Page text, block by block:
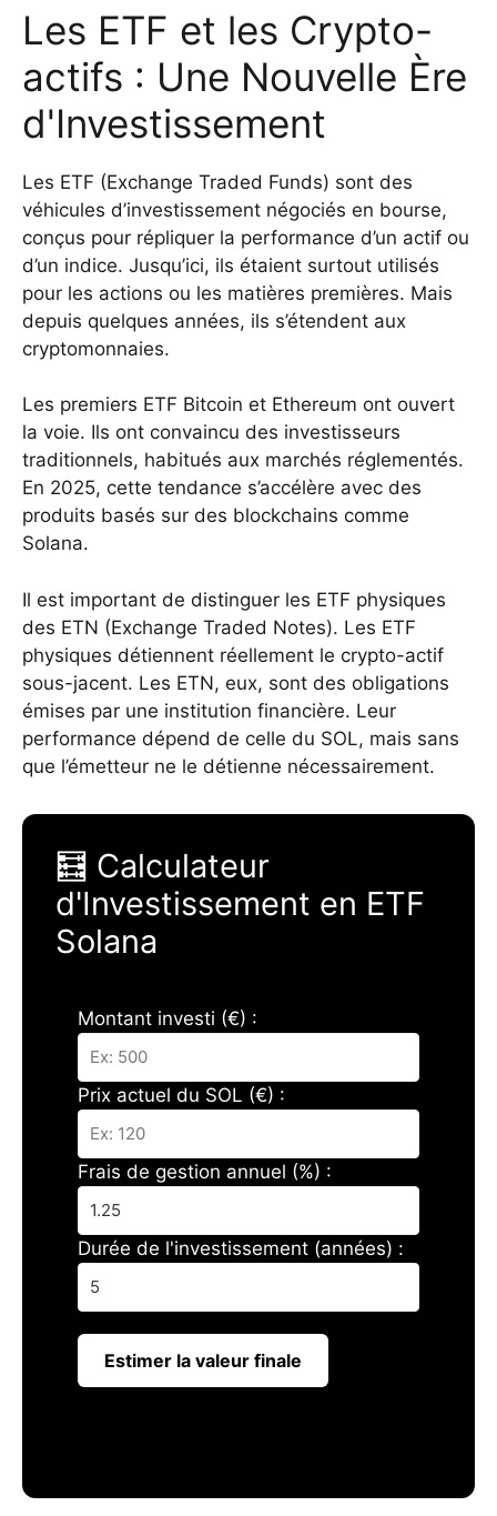
Les ETF et les Crypto-
actifs : Une Nouvelle Ère
d'Investissement
Les ETF (Exchange Traded Funds) sont des
véhicules d’investissement négociés en bourse,
conçus pour répliquer la performance d’un actif ou
d’un indice. Jusqu’ici, ils étaient surtout utilisés
pour les actions ou les matières premières. Mais
depuis quelques années, ils s’étendent aux
cryptomonnaies.
Les premiers ETF Bitcoin et Ethereum ont ouvert
la voie. Ils ont convaincu des investisseurs
traditionnels, habitués aux marchés réglementés.
En 2025, cette tendance s’accélère avec des
produits basés sur des blockchains comme
Solana.
Il est important de distinguer les ETF physiques
des ETN (Exchange Traded Notes). Les ETF
physiques détiennent réellement le crypto-actif
sous-jacent. Les ETN, eux, sont des obligations
émises par une institution financière. Leur
performance dépend de celle du SOL, mais sans
que l’émetteur ne le détienne nécessairement.
🧮 Calculateur
d'Investissement en ETF
Solana
Montant investi (€) :
Prix actuel du SOL (€) :
Frais de gestion annuel (%) :
Durée de l'investissement (années) :
Estimer la valeur finale